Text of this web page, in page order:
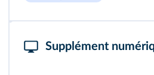
Supplément